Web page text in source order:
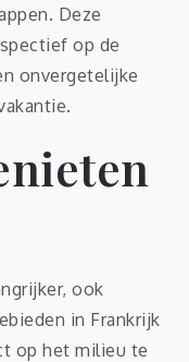
Deze
op de
onvergetelijke
ook
in Frankrijk
op het milieu te